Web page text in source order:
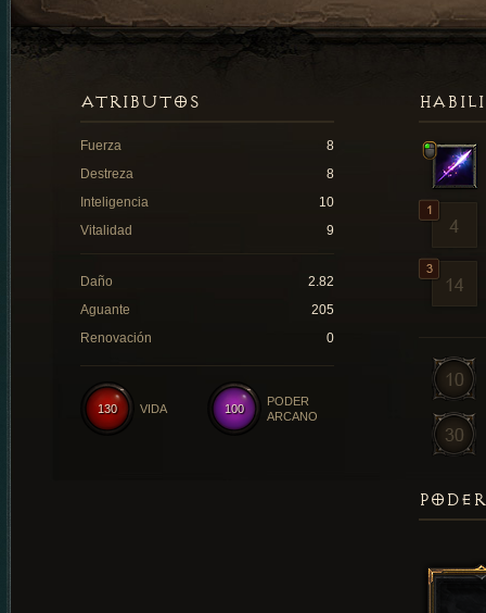
ATRIBUTOS
Fuerza
8
Destreza
8
Inteligencia
10
Vitalidad
9
Daño
2.82
Aguante
205
Renovación
0
100
PODER
ARCANO
130 VIDA